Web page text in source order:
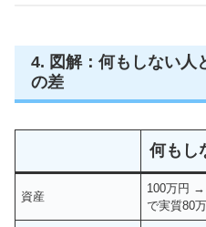
4. 図解：何もしない人
の差
何もし
資産
100万円 →
で実質80